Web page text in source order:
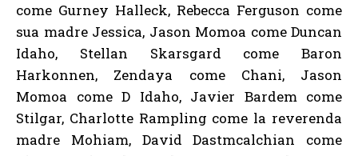
come Gurney Halleck, Rebecca Ferguson come
sua madre Jessica, Jason Momoa come Duncan
Idaho, Stellan Skarsgard come Baron
Harkonnen, Zendaya come Chani, Jason
Momoa come D Idaho, Javier Bardem come
Stilgar, Charlotte Rampling come la reverenda
madre Mohiam, David Dastmcalchian come